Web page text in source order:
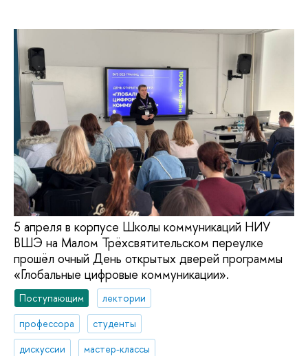
5 апреля в корпусе Школы коммуникаций НИУ
ВШЭ на Малом Трёхсвятительском переулке
прошёл очный День открытых дверей программы
«Глобальные цифровые коммуникации».
Поступающим
лектории
профессора
студенты
дискуссии
мастер-классы